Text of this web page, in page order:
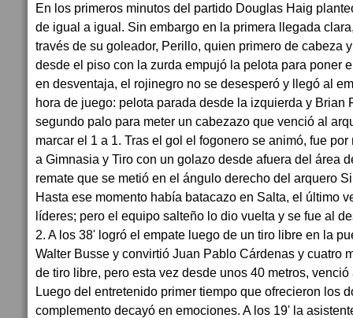
En los primeros minutos del partido Douglas Haig
de igual a igual. Sin embargo en la primera llegada
través de su goleador, Perillo, quien primero de cabeza
desde el piso con la zurda empujó la pelota para poner
en desventaja, el rojinegro no se desesperó y llegó al
hora de juego: pelota parada desde la izquierda y Brian
segundo palo para meter un cabezazo que venció al
marcar el 1 a 1. Tras el gol el fogonero se animó, fue
a Gimnasia y Tiro con un golazo desde afuera del área
remate que se metió en el ángulo derecho del arquero
Hasta ese momento había batacazo en Salta, el último
líderes; pero el equipo salteño lo dio vuelta y se fue al
2. A los 38' logró el empate luego de un tiro libre en la
Walter Busse y convirtió Juan Pablo Cárdenas y cuatro
de tiro libre, pero esta vez desde unos 40 metros,
Luego del entretenido primer tiempo que ofrecieron los
complemento decayó en emociones. A los 19' la